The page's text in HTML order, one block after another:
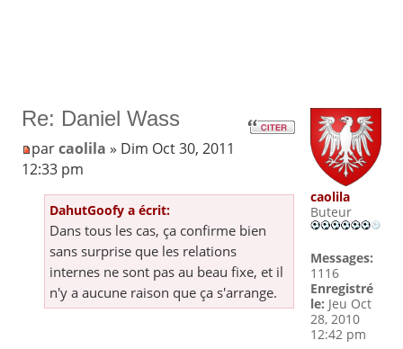
Re: Daniel Wass
parcaolila » Dim Oct 30, 2011
12:33 pm
DahutGoofy a écrit:
Dans tous les cas, ça confirme bien
sans surprise que les relations
internes ne sont pas au beau fixe, et il
n'y a aucune raison que ça s'arrange.
caolila
Buteur
Messages:
1116
Enregistré
le: Jeu Oct
28, 2010
12:42 pm